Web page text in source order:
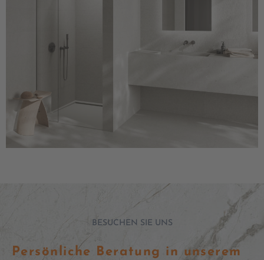
BESUCHEN SIE UNS
Persönliche Beratung in unserem